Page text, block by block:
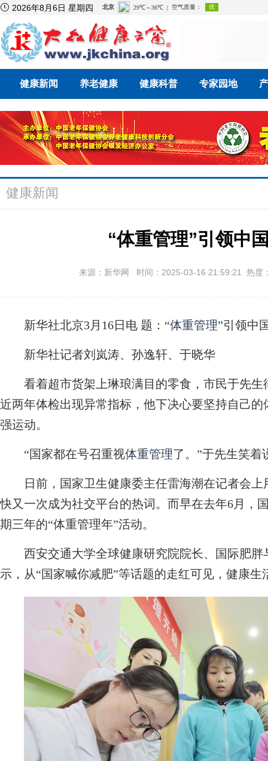
 2026年8月6日 星期四
健康新闻 养老健康 健康科普 专家园地
健康新闻
“体重管理”引领中
来源：新华网 时间：2025-03-16 21:59:21 热度
新华社北京3月16日电 题：“体重管理”引领中
新华社记者刘岚涛、孙逸轩、于晓华
看着超市货架上琳琅满目的零食，市民于先生
近两年体检出现异常指标，他下决心要坚持自己的
强运动。
“国家都在号召重视体重管理了。”于先生笑着
日前，国家卫生健康委主任雷海潮在记者会上
快又一次成为社交平台的热词。而早在去年6月，
期三年的“体重管理年”活动。
西安交通大学全球健康研究院院长、国际肥胖
示，从“国家喊你减肥”等话题的走红可见，健康